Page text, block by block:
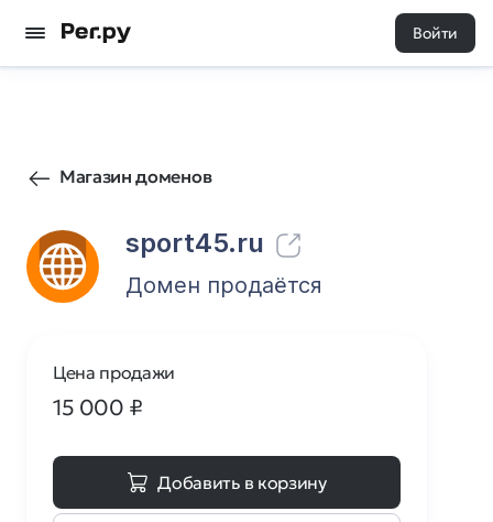
Войти
Магазин доменов
sport45.ru
15 0
Домен продаётся
Цена продажи
15 000 ₽
Добавить в корзину